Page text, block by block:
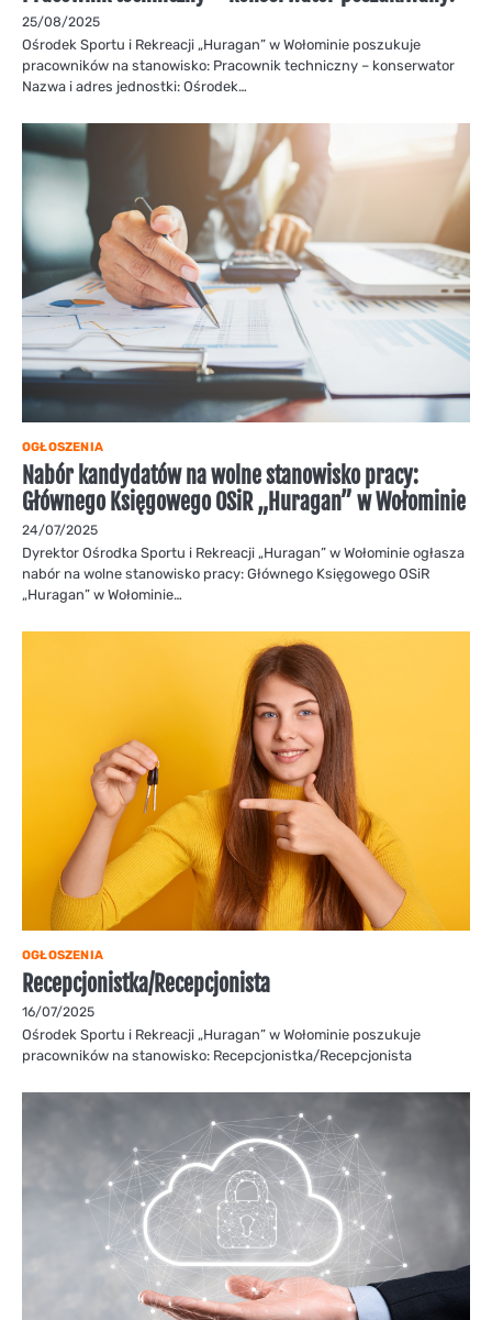
25/08/2025
Ośrodek Sportu i Rekreacji „Huragan” w Wołominie poszukuje
pracowników na stanowisko: Pracownik techniczny – konserwator
Nazwa i adres jednostki: Ośrodek…
OGŁOSZENIA
Nabór kandydatów na wolne stanowisko pracy:
Głównego Księgowego OSiR „Huragan” w Wołominie
24/07/2025
Dyrektor Ośrodka Sportu i Rekreacji „Huragan” w Wołominie ogłasza
nabór na wolne stanowisko pracy: Głównego Księgowego OSiR
„Huragan” w Wołominie…
OGŁOSZENIA
Recepcjonistka/Recepcjonista
16/07/2025
Ośrodek Sportu i Rekreacji „Huragan” w Wołominie poszukuje
pracowników na stanowisko: Recepcjonistka/Recepcjonista